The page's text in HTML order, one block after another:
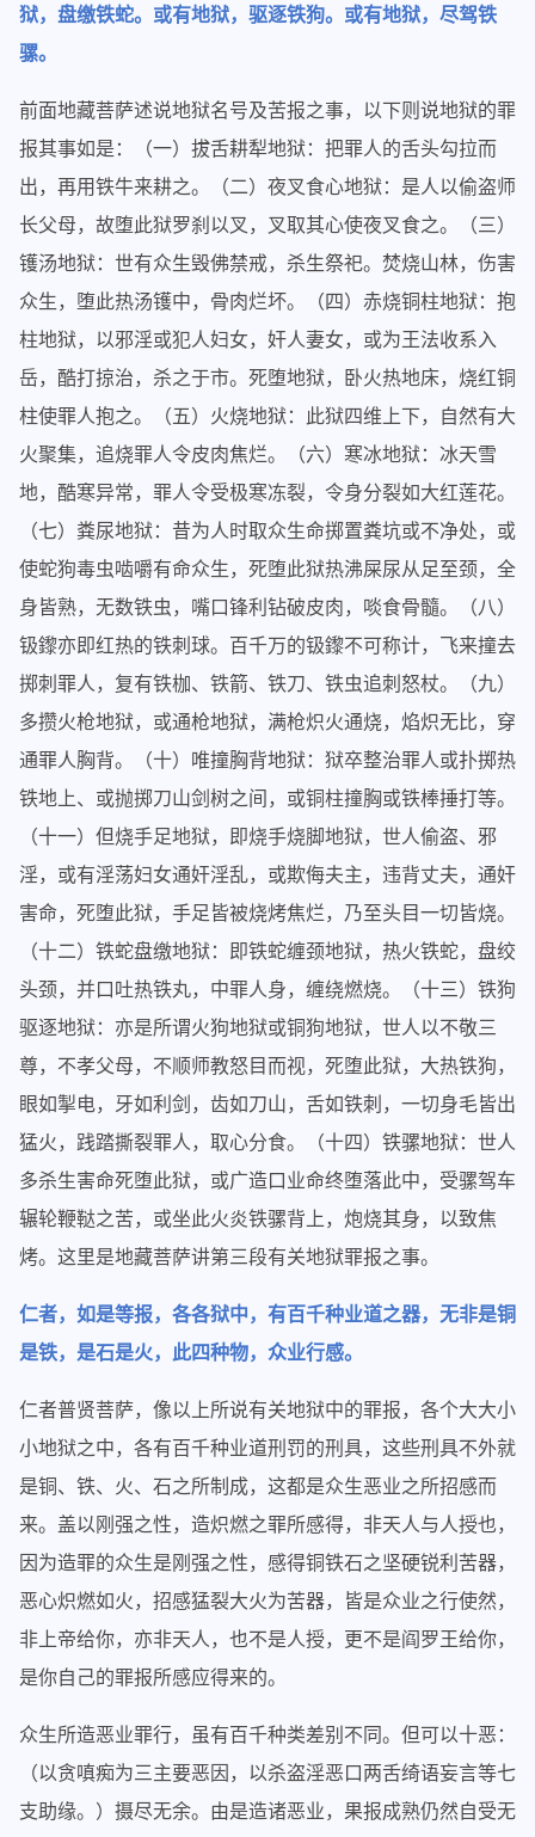
狱，盘缴铁蛇。或有地狱，驱逐铁狗。或有地狱，尽驾铁
骡。
前面地藏菩萨述说地狱名号及苦报之事，以下则说地狱的罪
报其事如是：（一）拔舌耕犁地狱：把罪人的舌头勾拉而
出，再用铁牛来耕之。（二）夜叉食心地狱：是人以偷盗师
长父母，故堕此狱罗刹以叉，叉取其心使夜叉食之。（三）
镬汤地狱：世有众生毁佛禁戒，杀生祭祀。焚烧山林，伤害
众生，堕此热汤镬中，骨肉烂坏。（四）赤烧铜柱地狱：抱
柱地狱，以邪淫或犯人妇女，奸人妻女，或为王法收系入
岳，酷打掠治，杀之于市。死堕地狱，卧火热地床，烧红铜
柱使罪人抱之。（五）火烧地狱：此狱四维上下，自然有大
火聚集，追烧罪人令皮肉焦烂。（六）寒冰地狱：冰天雪
地，酷寒异常，罪人令受极寒冻裂，令身分裂如大红莲花。
（七）粪尿地狱：昔为人时取众生命掷置粪坑或不净处，或
使蛇狗毒虫啮嚼有命众生，死堕此狱热沸屎尿从足至颈，全
身皆熟，无数铁虫，嘴口锋利钻破皮肉，啖食骨髓。（八）
钑鑗亦即红热的铁刺球。百千万的钑鑗不可称计，飞来撞去
掷刺罪人，复有铁枷、铁箭、铁刀、铁虫追刺怒杖。（九）
多攒火枪地狱，或通枪地狱，满枪炽火通烧，焰炽无比，穿
通罪人胸背。（十）唯撞胸背地狱：狱卒整治罪人或扑掷热
铁地上、或抛掷刀山剑树之间，或铜柱撞胸或铁棒捶打等。
（十一）但烧手足地狱，即烧手烧脚地狱，世人偷盗、邪
淫，或有淫荡妇女通奸淫乱，或欺侮夫主，违背丈夫，通奸
害命，死堕此狱，手足皆被烧烤焦烂，乃至头目一切皆烧。
（十二）铁蛇盘缴地狱：即铁蛇缠颈地狱，热火铁蛇，盘绞
头颈，并口吐热铁丸，中罪人身，缠绕燃烧。（十三）铁狗
驱逐地狱：亦是所谓火狗地狱或铜狗地狱，世人以不敬三
尊，不孝父母，不顺师教怒目而视，死堕此狱，大热铁狗，
眼如掣电，牙如利剑，齿如刀山，舌如铁刺，一切身毛皆出
猛火，践踏撕裂罪人，取心分食。（十四）铁骡地狱：世人
多杀生害命死堕此狱，或广造口业命终堕落此中，受骡驾车
辗轮鞭鞑之苦，或坐此火炎铁骡背上，炮烧其身，以致焦
烤。这里是地藏菩萨讲第三段有关地狱罪报之事。
仁者，如是等报，各各狱中，有百千种业道之器，无非是铜
是铁，是石是火，此四种物，众业行感。
仁者普贤菩萨，像以上所说有关地狱中的罪报，各个大大小
小地狱之中，各有百千种业道刑罚的刑具，这些刑具不外就
是铜、铁、火、石之所制成，这都是众生恶业之所招感而
来。盖以刚强之性，造炽燃之罪所感得，非天人与人授也，
因为造罪的众生是刚强之性，感得铜铁石之坚硬锐利苦器，
恶心炽燃如火，招感猛裂大火为苦器，皆是众业之行使然，
非上帝给你，亦非天人，也不是人授，更不是阎罗王给你，
是你自己的罪报所感应得来的。
众生所造恶业罪行，虽有百千种类差别不同。但可以十恶：
（以贪嗔痴为三主要恶因，以杀盗淫恶口两舌绮语妄言等七
支助缘。）摄尽无余。由是造诸恶业，果报成熟仍然自受无